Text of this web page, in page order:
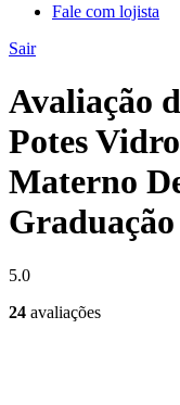
Fale com lojista
Sair
Avaliação
Potes
Materno
5.0
24 avaliações